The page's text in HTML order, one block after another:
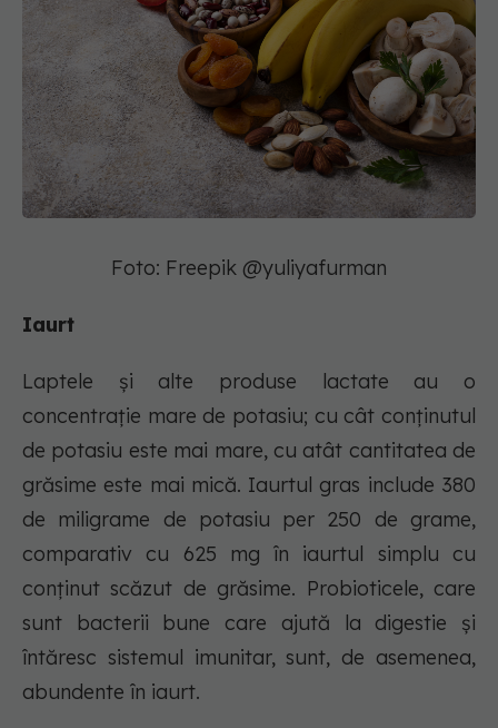
Foto: Freepik @yuliyafurman
Iaurt
Laptele și alte produse lactate au o
concentrație mare de potasiu; cu cât conținutul
de potasiu este mai mare, cu atât cantitatea de
grăsime este mai mică. Iaurtul gras include 380
de miligrame de potasiu per 250 de grame,
comparativ cu 625 mg în iaurtul simplu cu
conținut scăzut de grăsime. Probioticele, care
sunt bacterii bune care ajută la digestie și
întăresc sistemul imunitar, sunt, de asemenea,
abundente în iaurt.